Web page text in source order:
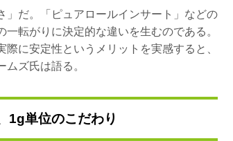
」だ。「ピュアロールインサート」などの
転がりに決定的な違いを生むのである。
に安定性というメリットを実感すると、
ズ氏は語る。
1g単位のこだわり